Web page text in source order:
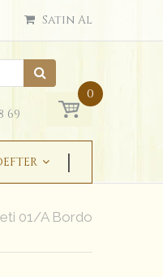
Satın Al
69
0
01/A Bordo